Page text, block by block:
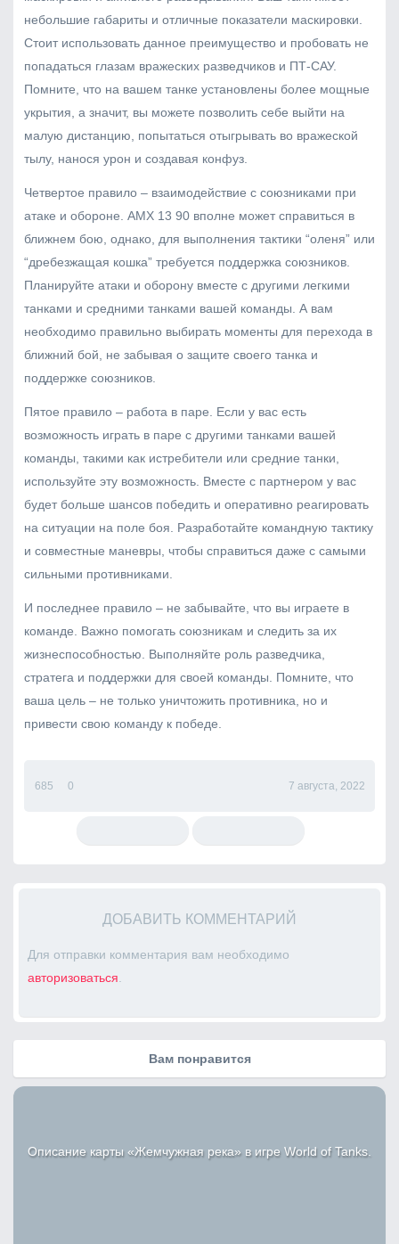
небольшие габариты и отличные показатели маскировки.
Стоит использовать данное преимущество и пробовать не
попадаться глазам вражеских разведчиков и ПТ-САУ.
Помните, что на вашем танке установлены более мощные
укрытия, а значит, вы можете позволить себе выйти на
малую дистанцию, попытаться отыгрывать во вражеской
тылу, нанося урон и создавая конфуз.
Четвертое правило – взаимодействие с союзниками при
атаке и обороне. AMX 13 90 вполне может справиться в
ближнем бою, однако, для выполнения тактики “оленя” или
“дребезжащая кошка” требуется поддержка союзников.
Планируйте атаки и оборону вместе с другими легкими
танками и средними танками вашей команды. А вам
необходимо правильно выбирать моменты для перехода в
ближний бой, не забывая о защите своего танка и
поддержке союзников.
Пятое правило – работа в паре. Если у вас есть
возможность играть в паре с другими танками вашей
команды, такими как истребители или средние танки,
используйте эту возможность. Вместе с партнером у вас
будет больше шансов победить и оперативно реагировать
на ситуации на поле боя. Разработайте командную тактику
и совместные маневры, чтобы справиться даже с самыми
сильными противниками.
И последнее правило – не забывайте, что вы играете в
команде. Важно помогать союзникам и следить за их
жизнеспособностью. Выполняйте роль разведчика,
стратега и поддержки для своей команды. Помните, что
ваша цель – не только уничтожить противника, но и
привести свою команду к победе.
685 0 7 августа, 2022
ДОБАВИТЬ КОММЕНТАРИЙ
Для отправки комментария вам необходимо
авторизоваться
Вам понравится
Описание карты «Жемчужная река» в игре World of Tanks.